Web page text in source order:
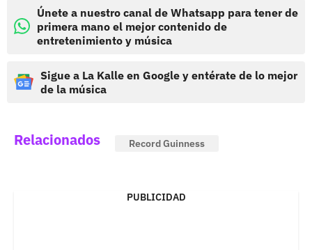
Únete a nuestro canal de Whatsapp para tener de
primera mano el mejor contenido de
entretenimiento y música
Sigue a La Kalle en Google y entérate de lo mejor
de la música
Relacionados Record Guinness
PUBLICIDAD